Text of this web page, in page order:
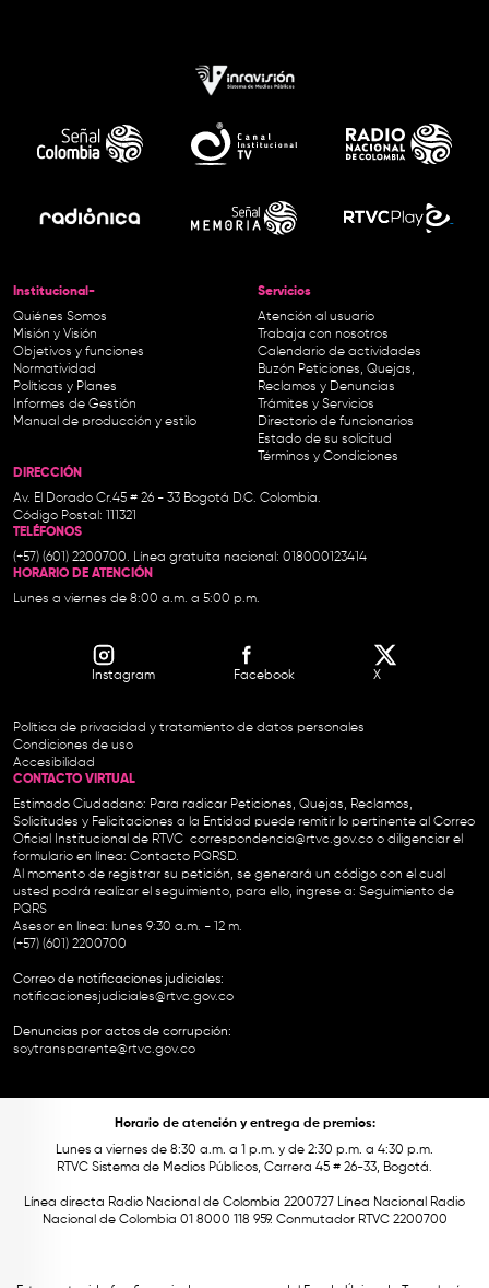
Institucional-
Quiénes Somos
Misión y Visión
Objetivos y funciones
Normatividad
Políticas y Planes
Informes de Gestión
Manual de producción y estilo
Servicios
Atención al usuario
Trabaja con nosotros
Calendario de actividades
Buzón Peticiones, Quejas,
Reclamos y Denuncias
Trámites y Servicios
Directorio de funcionarios
Estado de su solicitud
Términos y Condiciones
DIRECCIÓN
Av. El Dorado Cr.45 # 26 - 33 Bogotá D.C. Colombia.
Código Postal: 111321
TELÉFONOS
(+57) (601) 2200700. Línea gratuita nacional: 018000123414
HORARIO DE ATENCIÓN
Lunes a viernes de 8:00 a.m. a 5:00 p.m.
Instagram Facebook X
Política de privacidad y tratamiento de datos personales
Condiciones de uso
Accesibilidad
CONTACTO VIRTUAL
Estimado Ciudadano: Para radicar Peticiones, Quejas, Reclamos,
Solicitudes y Felicitaciones a la Entidad puede remitir lo pertinente al Correo
Oficial Institucional de RTVC correspondencia@rtvc.gov.co o diligenciar el
formulario en línea: Contacto PQRSD.
Al momento de registrar su petición, se generará un código con el cual
usted podrá realizar el seguimiento, para ello, ingrese a: Seguimiento de
PQRS
Asesor en línea: lunes 9:30 a.m. - 12 m.
(+57) (601) 2200700
Correo de notificaciones judiciales:
notificacionesjudiciales@rtvc.gov.co
Denuncias por actos de corrupción:
soytransparente@rtvc.gov.co
Horario de atención y entrega de premios:
Lunes a viernes de 8:30 a.m. a 1 p.m. y de 2:30 p.m. a 4:30 p.m.
RTVC Sistema de Medios Públicos, Carrera 45 # 26-33, Bogotá.
Línea directa Radio Nacional de Colombia 2200727 Línea Nacional Radio
Nacional de Colombia 01 8000 118 959. Conmutador RTVC 2200700